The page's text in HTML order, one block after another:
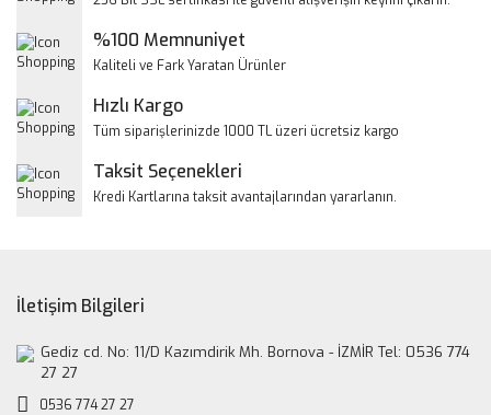
Ürün bilgilerinde hatalar bulunuyor.
Bu ürüne benzer farklı alternatifler olmalı.
%100 Memnuniyet
Kaliteli ve Fark Yaratan Ürünler
Hızlı Kargo
Tüm siparişlerinizde 1000 TL üzeri ücretsiz kargo
Taksit Seçenekleri
Kredi Kartlarına taksit avantajlarından yararlanın.
İletişim Bilgileri
Gediz cd. No: 11/D Kazımdirik Mh. Bornova - İZMİR Tel: 0536 774
27 27
0536 774 27 27